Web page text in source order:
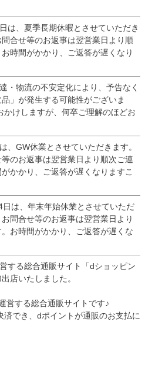
は、夏季長期休暇とさせていただき
合せ等のお返事は翌営業日より順
時間がかかり、ご返答が遅くなり
・物流の不安定化により、予告なく
」が発生する可能性がございま
けしますが、何卒ご理解のほどお
、GW休業とさせていただきます。
のお返事は翌営業日より順次ご連
かかり、ご返答が遅くなりますこ
は、年末年始休業とさせていただ
問合せ等のお返事は翌営業日より
お時間がかかり、ご返答が遅くな
する総合通販サイト「dショッピン
店いたしました。
営する総合通販サイトです♪
済でき、dポイントが通販のお支払に